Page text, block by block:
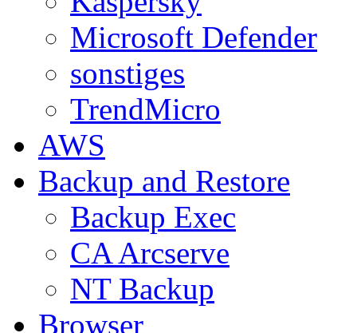
Microsoft Defender
sonstiges
TrendMicro
AWS
Backup and Restore
Backup Exec
CA Arcserve
NT Backup
Browser